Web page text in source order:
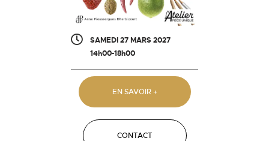
SAMEDI 27 MARS 2027
14h00-18h00
EN SAVOIR +
CONTACT